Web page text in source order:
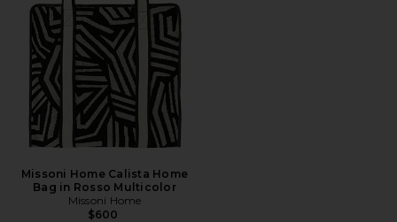
Missoni Home Calista Home
Bag in Rosso Multicolor
Missoni Home
$600